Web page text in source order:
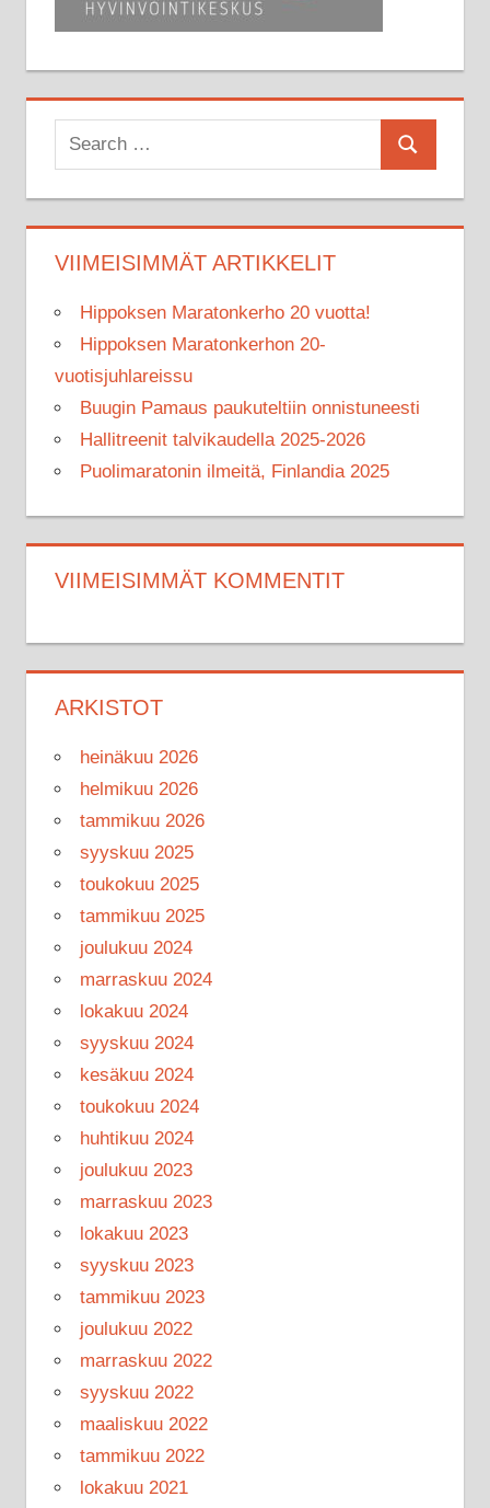
Search
for:
Search
VIIMEISIMMÄT ARTIKKELIT
Hippoksen Maratonkerho 20 vuotta!
Hippoksen Maratonkerhon 20-
vuotisjuhlareissu
Buugin Pamaus paukuteltiin onnistuneesti
Hallitreenit talvikaudella 2025-2026
Puolimaratonin ilmeitä, Finlandia 2025
VIIMEISIMMÄT KOMMENTIT
ARKISTOT
heinäkuu 2026
helmikuu 2026
tammikuu 2026
syyskuu 2025
toukokuu 2025
tammikuu 2025
joulukuu 2024
marraskuu 2024
lokakuu 2024
syyskuu 2024
kesäkuu 2024
toukokuu 2024
huhtikuu 2024
joulukuu 2023
marraskuu 2023
lokakuu 2023
syyskuu 2023
tammikuu 2023
joulukuu 2022
marraskuu 2022
syyskuu 2022
maaliskuu 2022
tammikuu 2022
lokakuu 2021